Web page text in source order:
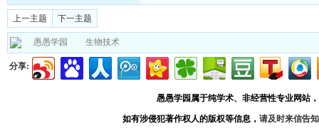
上一主题 下一主题
愚愚学园 生物技术
分享:
愚愚学园属于纯学术、非经营性专业网站
如有涉侵犯著作权人的版权等信息， 请及时来信告知